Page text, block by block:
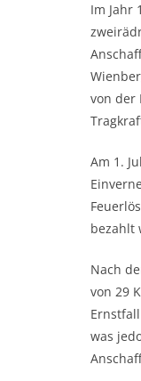
Im Jahr
von der
Am 1.
bezahlt
Nach
von 29
was